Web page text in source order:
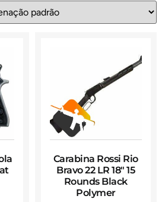
Carabina Rossi Rio
Bravo 22 LR 18″ 15
Rounds Black
Polymer